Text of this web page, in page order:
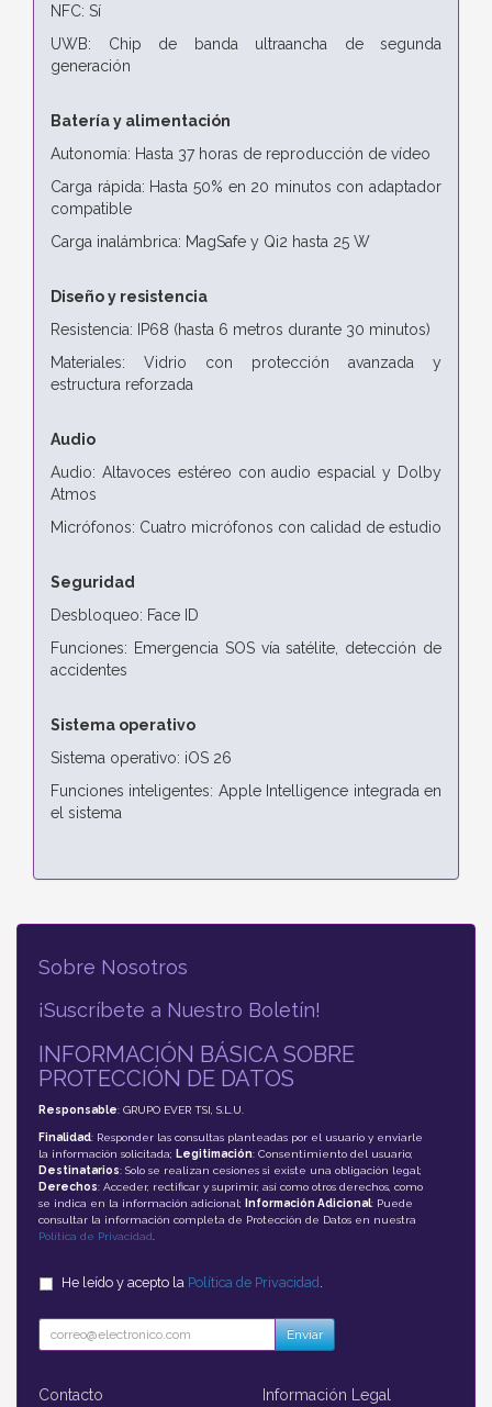
NFC: Sí
UWB: Chip de banda ultraancha de segunda
generación
Batería y alimentación
Autonomía: Hasta 37 horas de reproducción de vídeo
Carga rápida: Hasta 50% en 20 minutos con adaptador
compatible
Carga inalámbrica: MagSafe y Qi2 hasta 25 W
Diseño y resistencia
Resistencia: IP68 (hasta 6 metros durante 30 minutos)
Materiales: Vidrio con protección avanzada y
estructura reforzada
Audio
Audio: Altavoces estéreo con audio espacial y Dolby
Atmos
Micrófonos: Cuatro micrófonos con calidad de estudio
Seguridad
Desbloqueo: Face ID
Funciones: Emergencia SOS vía satélite, detección de
accidentes
Sistema operativo
Sistema operativo: iOS 26
Funciones inteligentes: Apple Intelligence integrada en
el sistema
Sobre Nosotros
¡Suscríbete a Nuestro Boletín!
INFORMACIÓN BÁSICA SOBRE
PROTECCIÓN DE DATOS
Responsable: GRUPO EVER TSI, S.L.U.
Finalidad: Responder las consultas planteadas por el usuario y enviarle
la información solicitada; Legitimación: Consentimiento del usuario;
Destinatarios: Solo se realizan cesiones si existe una obligación legal;
Derechos: Acceder, rectificar y suprimir, así como otros derechos, como
se indica en la información adicional;
Información Adicional: Puede
consultar la información completa de Protección de Datos en nuestra
Política de Privacidad
He leído y acepto la Política de Privacidad
Enviar
Contacto Información Legal